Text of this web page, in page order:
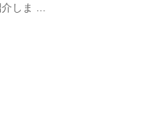
しま ...